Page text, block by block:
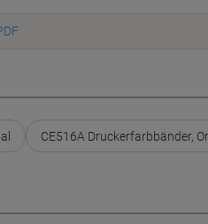
CE516A Druckerfarbbänder,